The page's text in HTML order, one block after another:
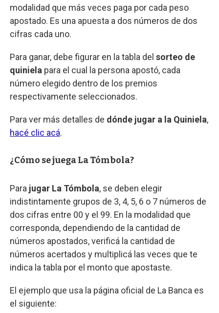
modalidad que más veces paga por cada peso
apostado. Es una apuesta a dos números de dos
cifras cada uno.
Para ganar, debe figurar en la tabla del sorteo de
quiniela para el cual la persona apostó, cada
número elegido dentro de los premios
respectivamente seleccionados.
Para ver más detalles de dónde jugar a la Quiniela,
hacé clic acá.
¿Cómo se juega La Tómbola?
Para jugar La Tómbola, se deben elegir
indistintamente grupos de 3, 4, 5, 6 o 7 números de
dos cifras entre 00 y el 99. En la modalidad que
corresponda, dependiendo de la cantidad de
números apostados, verificá la cantidad de
números acertados y multiplicá las veces que te
indica la tabla por el monto que apostaste.
El ejemplo que usa la página oficial de La Banca es
el siguiente: